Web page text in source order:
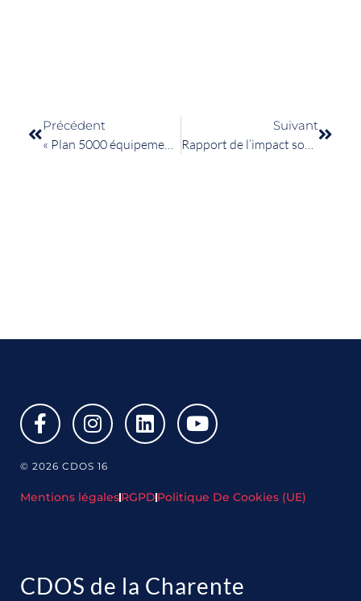
Précédent Suivant
© 2026 CDOS 16
Mentions légalesRGPD Politique De Cookies (UE)
CDOS de la Charente